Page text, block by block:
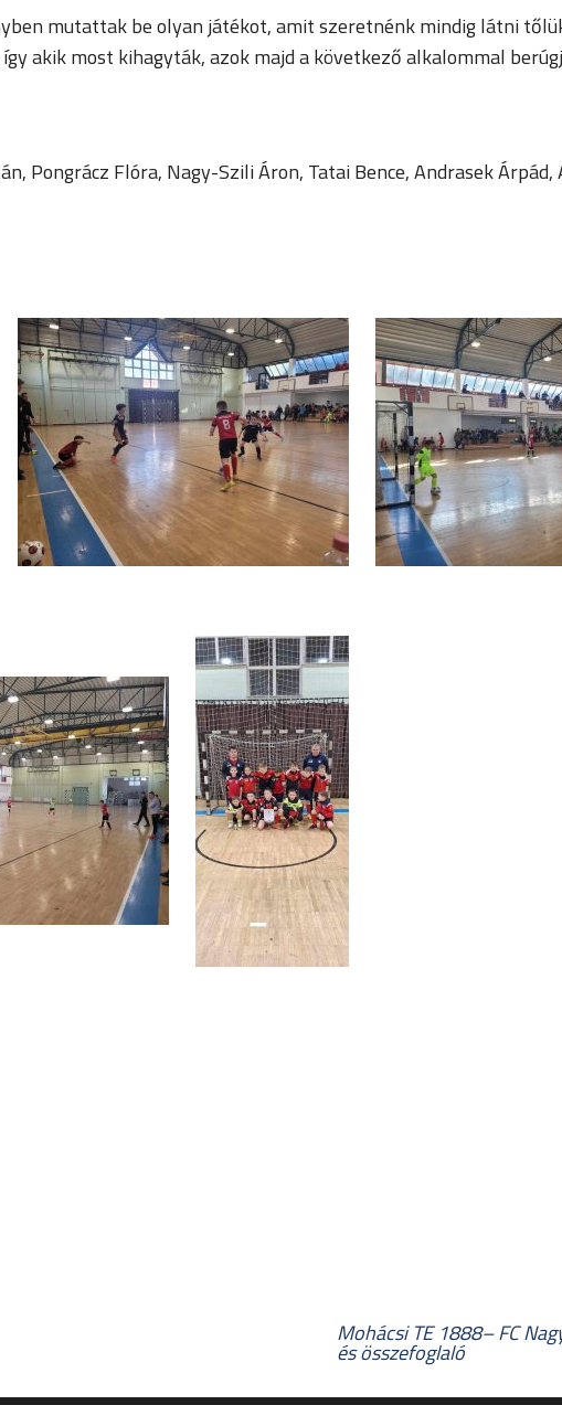
mutattak be olyan játékot, amit szeretnénk mindig látni
akik most kihagyták, azok majd a következő alkalommal
Pongrácz Flóra, Nagy-Szili Áron, Tatai Bence, Andrasek
Mohácsi TE 1888– FC
és összefoglaló